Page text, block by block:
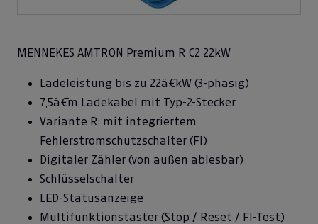
MENNEKES AMTRON Premium R C2 22kW
Ladeleistung bis zu 22â€¯kW (3-phasig)
7,5â€¯m Ladekabel mit Typ-2-Stecker
Variante R: mit integriertem
Fehlerstromschutzschalter (FI)
Digitaler Zähler (von außen ablesbar)
Schlüsselschalter
LED-Statusanzeige
Multifunktionstaster (Stop / Reset / FI-Test)